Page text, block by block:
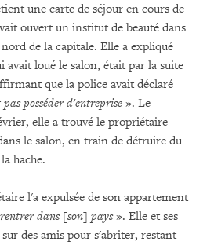
une carte de séjour en cours de
ouvert un institut de beauté dans
de la capitale. Elle a expliqué
avait loué le salon, était par la suite
que la police avait déclaré
posséder d'entreprise ». Le
elle a trouvé le propriétaire
le salon, en train de détruire du
hache.
l'a expulsée de son appartement
rentrer dans [son] pays». Elle et ses
des amis pour s'abriter, restant